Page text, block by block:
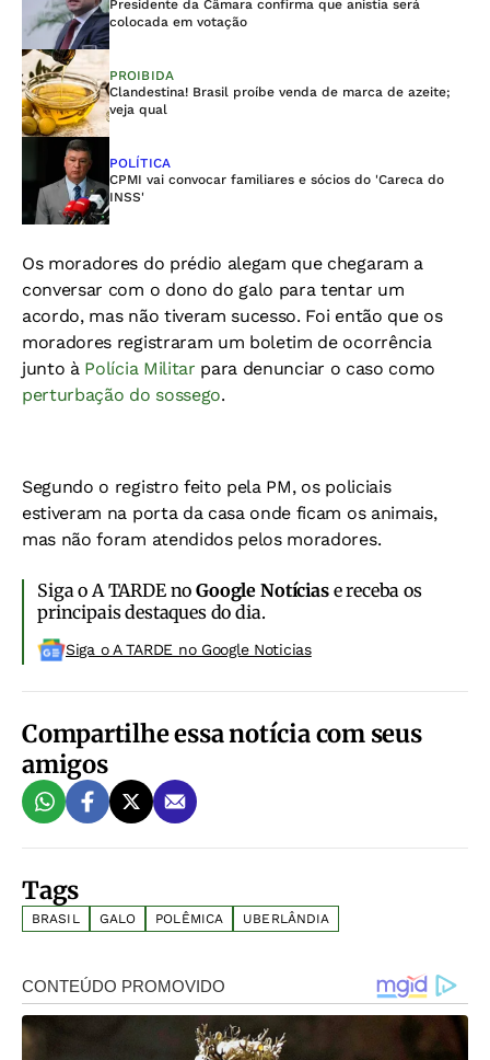
Presidente da Câmara confirma que anistia será
colocada em votação
PROIBIDA
Clandestina! Brasil proíbe venda de marca de azeite;
veja qual
POLÍTICA
CPMI vai convocar familiares e sócios do 'Careca do
INSS'
Os moradores do prédio alegam que chegaram a
conversar com o dono do galo para tentar um
acordo, mas não tiveram sucesso. Foi então que os
moradores registraram um boletim de ocorrência
junto à Polícia Militar para denunciar o caso como
perturbação do sossego.
Segundo o registro feito pela PM, os policiais
estiveram na porta da casa onde ficam os animais,
mas não foram atendidos pelos moradores.
Siga o A TARDE noGoogle Notíciase receba os
principais destaques do dia.
Siga o A TARDE no Google Noticias
Compartilhe essa notícia com seus
amigos
Tags
BRASIL GALO POLÊMICA UBERLÂNDIA